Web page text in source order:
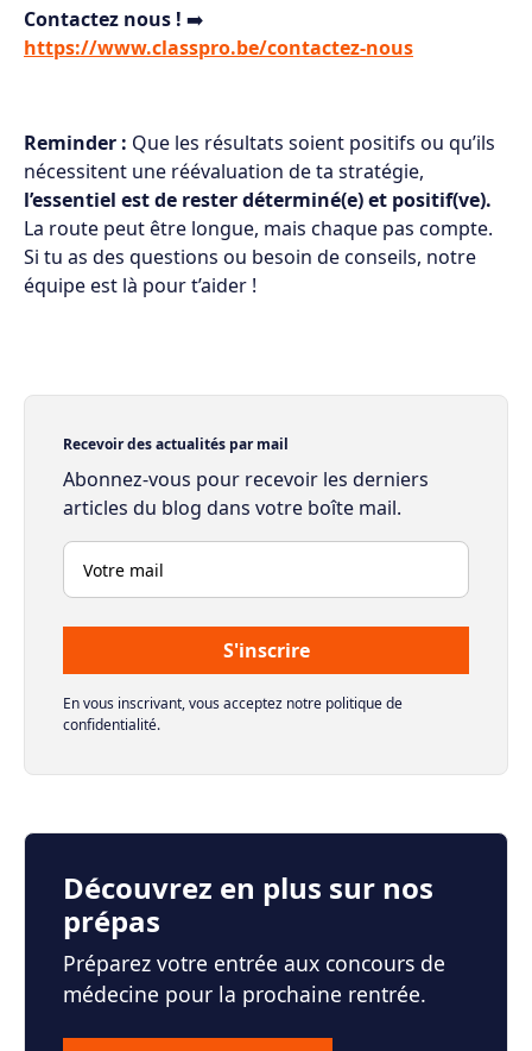
Contactez nous ! ➡️
https://www.classpro.be/contactez-nous
Reminder : Que les résultats soient positifs ou qu’ils
nécessitent une réévaluation de ta stratégie,
l’essentiel est de rester déterminé(e) et positif(ve).
La route peut être longue, mais chaque pas compte.
Si tu as des questions ou besoin de conseils, notre
équipe est là pour t’aider !
Recevoir des actualités par mail
Abonnez-vous pour recevoir les derniers
articles du blog dans votre boîte mail.
En vous inscrivant, vous acceptez notre politique de
confidentialité.
Découvrez en plus sur nos
prépas
Préparez votre entrée aux concours de
médecine pour la prochaine rentrée.